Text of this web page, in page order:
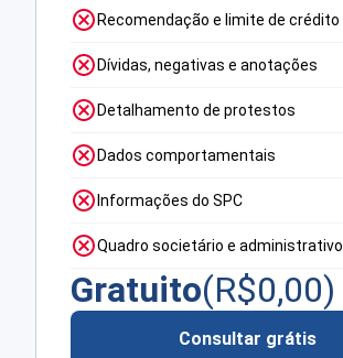
Recomendação e limite de crédito
Dívidas, negativas e anotações
Detalhamento de protestos
Dados comportamentais
Informações do SPC
Quadro societário e administrativo
Gratuito(R$0,00)
Consultar grátis